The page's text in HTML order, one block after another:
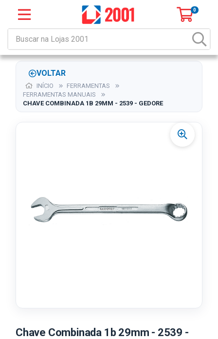
0
VOLTAR
INÍCIO
FERRAMENTAS
FERRAMENTAS MANUAIS
CHAVE COMBINADA 1B 29MM - 2539 - GEDORE
Chave Combinada 1b 29mm - 2539 -